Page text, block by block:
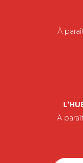
À
À